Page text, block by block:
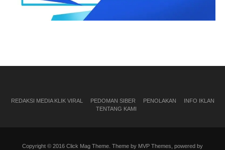
REDAKSI MEDIA KLIK VIRAL PEDOMAN SIBER PENOLAKAN
INFO IKLAN
TENTANG KAMI
Copyright © 2016 Click Mag Theme. Theme by MVP Themes, powered by